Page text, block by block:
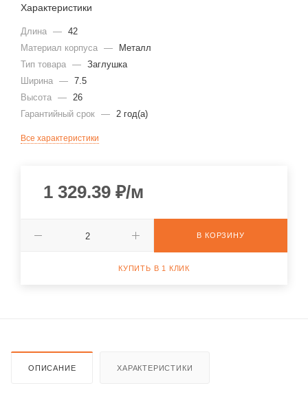
Характеристики
Длина — 42
Материал корпуса —
Металл
Тип товара — Заглушка
Ширина — 7.5
Высота — 26
Гарантийный срок — 2 год(а)
Все характеристики
1 329.39 ₽/м
В КОРЗИНУ
КУПИТЬ В 1 КЛИК
ОПИСАНИЕ ХАРАКТЕРИСТИКИ